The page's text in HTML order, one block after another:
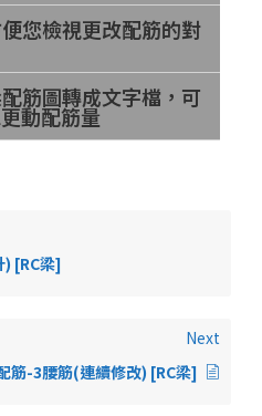
您檢視更改配筋的對
筋圖轉成文字檔，可
動配筋量
) [RC梁]
Next
筋-3腰筋(連續修改) [RC梁]